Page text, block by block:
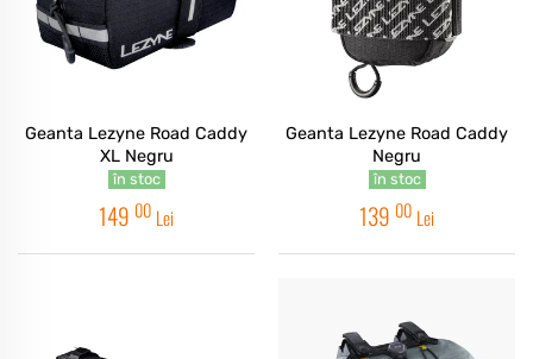
Geanta Lezyne Road Caddy
XL Negru
în stoc
149 00 Lei
Geanta Lezyne Road Caddy
Negru
în stoc
139 00 Lei